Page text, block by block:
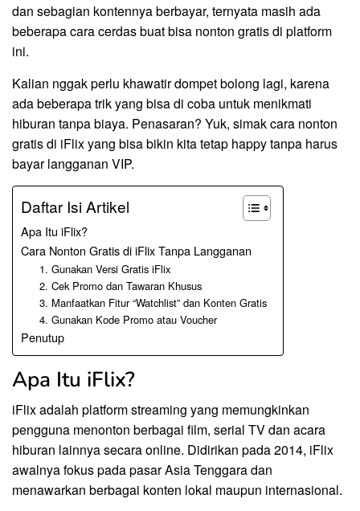
dan sebagian kontennya berbayar, ternyata masih ada
beberapa cara cerdas buat bisa nonton gratis di platform
ini.
Kalian nggak perlu khawatir dompet bolong lagi, karena
ada beberapa trik yang bisa di coba untuk menikmati
hiburan tanpa biaya. Penasaran? Yuk, simak cara nonton
gratis di iFlix yang bisa bikin kita tetap happy tanpa harus
bayar langganan VIP.
Daftar Isi Artikel
Apa Itu iFlix?
Cara Nonton Gratis di iFlix Tanpa Langganan
1. Gunakan Versi Gratis iFlix
2. Cek Promo dan Tawaran Khusus
3. Manfaatkan Fitur “Watchlist” dan Konten Gratis
4. Gunakan Kode Promo atau Voucher
Penutup
Apa Itu iFlix?
iFlix adalah platform streaming yang memungkinkan
pengguna menonton berbagai film, serial TV dan acara
hiburan lainnya secara online. Didirikan pada 2014, iFlix
awalnya fokus pada pasar Asia Tenggara dan
menawarkan berbagai konten lokal maupun internasional.